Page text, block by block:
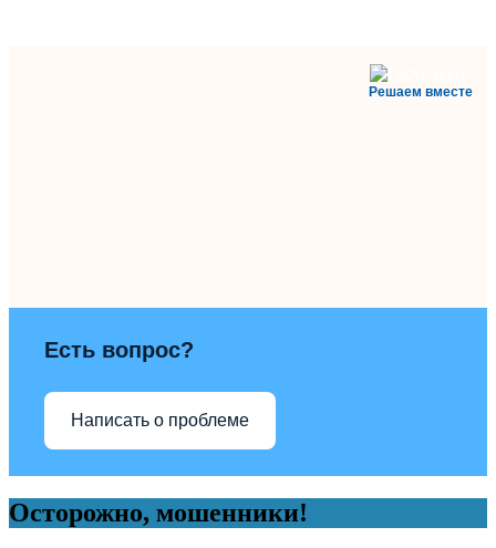
Решаем вместе
Есть вопрос?
Написать о проблеме
Осторожно, мошенники!